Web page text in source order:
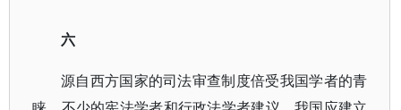
六
源自西方国家的司法审查制度倍受我国学者的青